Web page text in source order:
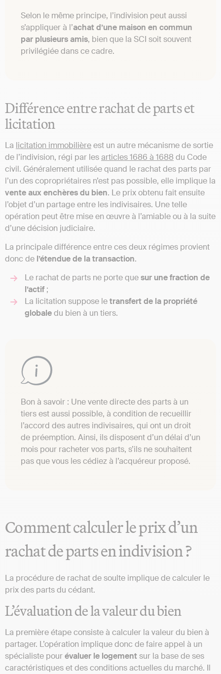
Selon le même principe, l’indivision peut aussi
s’appliquer à l’achat d’une maison en commun
par plusieurs amis, bien que la SCI soit souvent
privilégiée dans ce cadre.
Différence entre rachat de parts et
licitation
La licitation immobilièreest un autre mécanisme de sortie
de l’indivision, régi par lesarticles 1686 à 1688 du Code
civil. Généralement utilisée quand le rachat des parts par
l’un des copropriétaires n’est pas possible, elle implique la
vente aux enchères du bien. Le prix obtenu fait ensuite
l’objet d’un partage entre les indivisaires. Une telle
opération peut être mise en œuvre à l’amiable ou à la suite
d’une décision judiciaire.
La principale différence entre ces deux régimes provient
donc de l’étenduede la transaction.
Le rachat de parts ne porte quesur une fraction de
l’actif ;
La licitation suppose letransfert de la propriété
globaledu bien à un tiers.
Bon à savoir : Une vente directe des parts à un
tiers est aussi possible, à condition de recueillir
l’accord des autres indivisaires, qui ont un droit
de préemption. Ainsi, ils disposent d’un délai d’un
mois pour racheter vos parts, s’ils ne souhaitent
pas que vous les cédiez à l’acquéreur proposé.
Comment calculer le prix d’un
rachat de parts en indivision ?
La procédure de rachat de soulte implique de calculer le
prix des parts du cédant.
L’évaluation de la valeur du bien
La première étape consiste à calculer la valeur du bien à
partager. L’opération implique donc de faire appel à un
spécialiste pourévaluer le logementsur la base de ses
caractéristiques et des conditions actuelles du marché. Il